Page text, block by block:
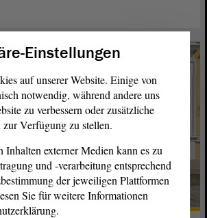
Einstellungen
auf unserer Website. Einige von
notwendig, während andere uns
zu verbessern oder zusätzliche
Verfügung zu stellen.
externer Medien kann es zu
und -verarbeitung entsprechend
der jeweiligen Plattformen
Sie für weitere Informationen